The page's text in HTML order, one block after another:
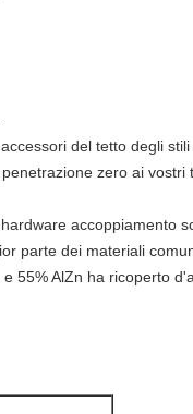
del tetto degli
zero ai vostri
accoppiamento
parte dei materiali
55% AlZn ha ricoperto